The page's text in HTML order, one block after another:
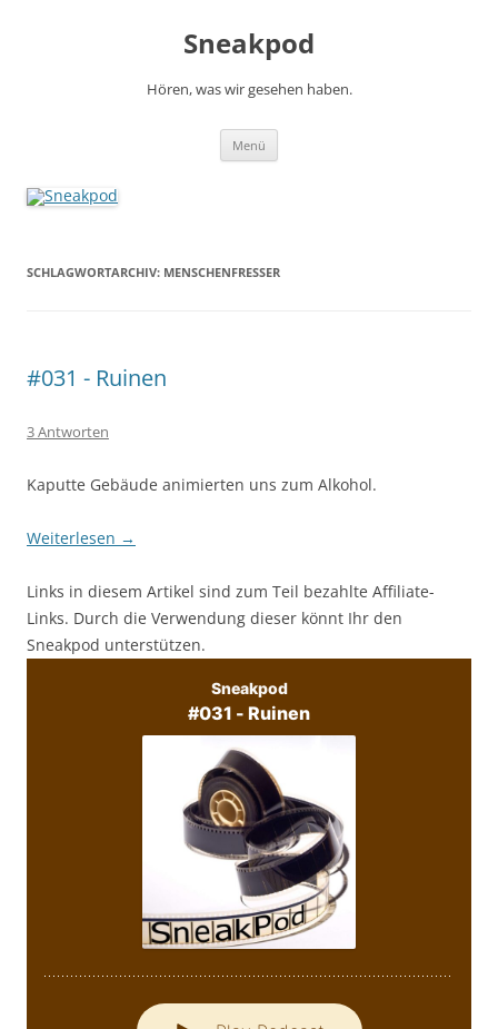
Sneakpod
Hören, was wir gesehen haben.
Menü
SCHLAGWORTARCHIV: MENSCHENFRESSER
#031 - Ruinen
3 Antworten
Kaputte Gebäude animierten uns zum Alkohol.
Weiterlesen →
Links in diesem Artikel sind zum Teil bezahlte Affiliate-
Links. Durch die Verwendung dieser könnt Ihr den
Sneakpod unterstützen.